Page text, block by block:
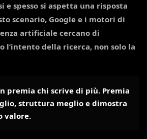
e spesso si aspetta una risposta
scenario, Google e i motori di
artificiale cercano di
l’intento della ricerca, non solo la
premia chi scrive di più. Premia
struttura meglio e dimostra
valore.